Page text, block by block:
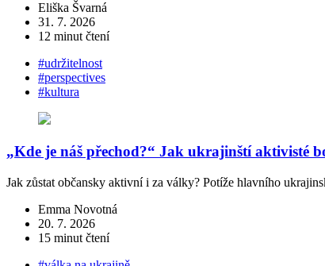
Eliška Švarná
31. 7. 2026
12 minut čtení
#udržitelnost
#perspectives
#kultura
„Kde je náš přechod?“ Jak ukrajinští aktivisté
Jak zůstat občansky aktivní i za války? Potíže hlavního
Emma Novotná
20. 7. 2026
15 minut čtení